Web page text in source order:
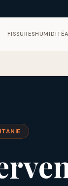
FISSURESHUMIDITÉ